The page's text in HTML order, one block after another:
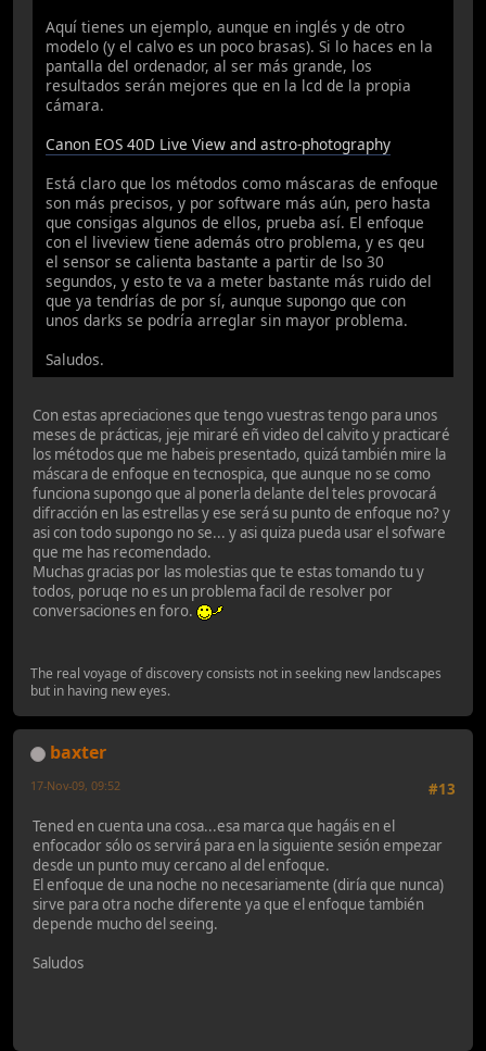
Aquí tienes un ejemplo, aunque en inglés y de otro
modelo (y el calvo es un poco brasas). Si lo haces en la
pantalla del ordenador, al ser más grande, los
resultados serán mejores que en la lcd de la propia
cámara.
Canon EOS 40D Live View and astro-photography
Está claro que los métodos como máscaras de enfoque
son más precisos, y por software más aún, pero hasta
que consigas algunos de ellos, prueba así. El enfoque
con el liveview tiene además otro problema, y es qeu
el sensor se calienta bastante a partir de lso 30
segundos, y esto te va a meter bastante más ruido del
que ya tendrías de por sí, aunque supongo que con
unos darks se podría arreglar sin mayor problema.
Saludos.
Con estas apreciaciones que tengo vuestras tengo para unos
meses de prácticas, jeje miraré eñ video del calvito y practicaré
los métodos que me habeis presentado, quizá también mire la
máscara de enfoque en tecnospica, que aunque no se como
funciona supongo que al ponerla delante del teles provocará
difracción en las estrellas y ese será su punto de enfoque no? y
asi con todo supongo no se... y asi quiza pueda usar el sofware
que me has recomendado.
Muchas gracias por las molestias que te estas tomando tu y
todos, poruqe no es un problema facil de resolver por
conversaciones en foro.
The real voyage of discovery consists not in seeking new landscapes
but in having new eyes.
baxter
#13
17-Nov-09, 09:52
Tened en cuenta una cosa...esa marca que hagáis en el
enfocador sólo os servirá para en la siguiente sesión empezar
desde un punto muy cercano al del enfoque.
El enfoque de una noche no necesariamente (diría que nunca)
sirve para otra noche diferente ya que el enfoque también
depende mucho del seeing.
Saludos